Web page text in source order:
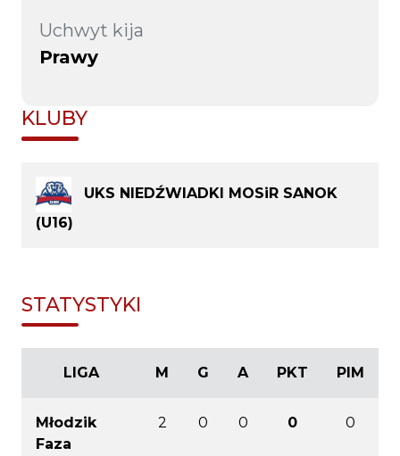
Uchwyt kija
Prawy
KLUBY
UKS NIEDŹWIADKI MOSiR SANOK
(U16)
STATYSTYKI
LIGA M G A PKT PIM
Młodzik
Faza
2 0 0 0 0